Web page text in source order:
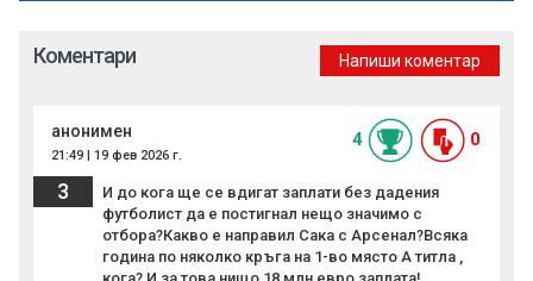
Коментари Напиши коментар
анонимен
21:49 | 19 фев 2026 г.
4 0
3
И до кога ще се вдигат заплати без дадения
футболист да е постигнал нещо значимо с
отбора?Какво е направил Сака с Арсенал?Всяка
година по няколко кръга на 1-во място А титла ,